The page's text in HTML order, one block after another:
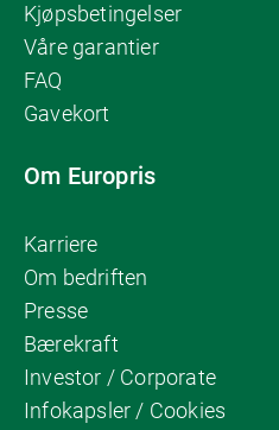
Kjøpsbetingelser
Våre garantier
FAQ
Gavekort
Om Europris
Karriere
Om bedriften
Presse
Bærekraft
Investor / Corporate
Infokapsler / Cookies